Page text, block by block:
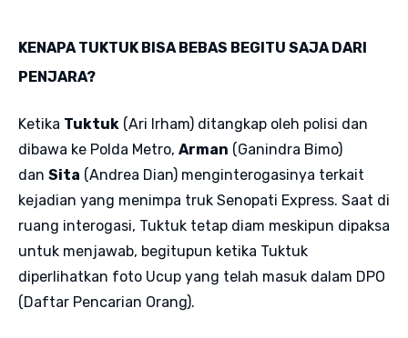
KENAPA TUKTUK BISA BEBAS BEGITU SAJA DARI
PENJARA?
Ketika Tuktuk (Ari Irham) ditangkap oleh polisi dan
dibawa ke Polda Metro, Arman (Ganindra Bimo)
dan Sita (Andrea Dian) menginterogasinya terkait
kejadian yang menimpa truk Senopati Express. Saat di
ruang interogasi, Tuktuk tetap diam meskipun dipaksa
untuk menjawab, begitupun ketika Tuktuk
diperlihatkan foto Ucup yang telah masuk dalam DPO
(Daftar Pencarian Orang).